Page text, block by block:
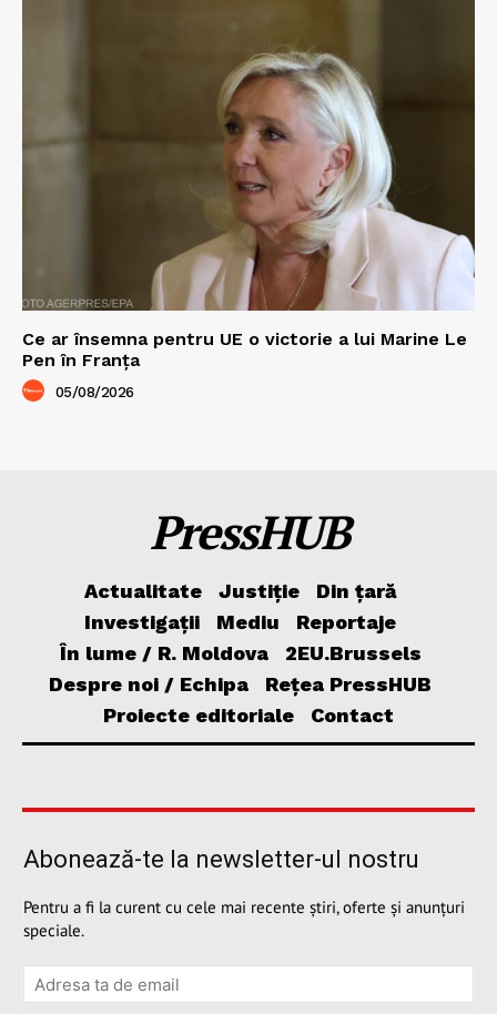
Ce ar însemna pentru UE o victorie a lui Marine Le
Pen în Franța
05/08/2026
PressHUB
Actualitate Justiție
Din țară
Investigații
Mediu
Reportaje
În lume / R. Moldova
2EU.Brussels
Despre noi / Echipa
Rețea PressHUB
Proiecte editoriale
Contact
Abonează-te la newsletter-ul nostru
Pentru a fi la curent cu cele mai recente știri, oferte și anunțuri
speciale.